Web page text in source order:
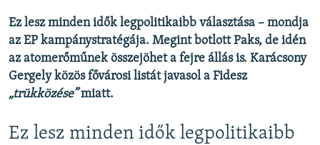
Valamennyi RFE/RL weboldal
Ez lesz minden idők legpolitikaibb választása – mondja
az EP kampánystratégája. Megint botlott Paks, de idén
az atomerőműnek összejöhet a fejre állás is. Karácsony
Gergely közös fővárosi listát javasol a Fidesz
„trükközése”miatt.
Ez lesz minden idők legpolitikaibb